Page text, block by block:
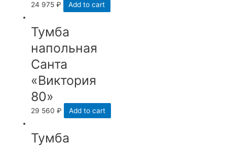
24 975₽ Add to cart
Тумба
напольная
Санта
«Виктория
80»
29 560₽ Add to cart
Тумба